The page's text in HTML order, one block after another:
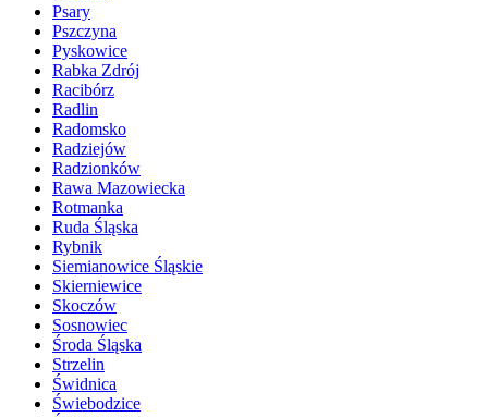
Psary
Pszczyna
Pyskowice
Rabka Zdrój
Racibórz
Radlin
Radomsko
Radziejów
Radzionków
Rawa Mazowiecka
Rotmanka
Ruda Śląska
Rybnik
Siemianowice Śląskie
Skierniewice
Skoczów
Sosnowiec
Środa Śląska
Strzelin
Świdnica
Świebodzice